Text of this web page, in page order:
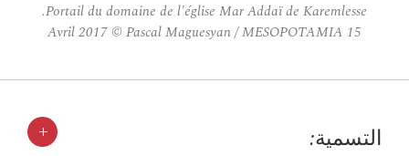
Portail du domaine de l'église Mar Addaï de Karemlesse.
15 Avril 2017 © Pascal Maguesyan / MESOPOTAMIA
+ التسمية: